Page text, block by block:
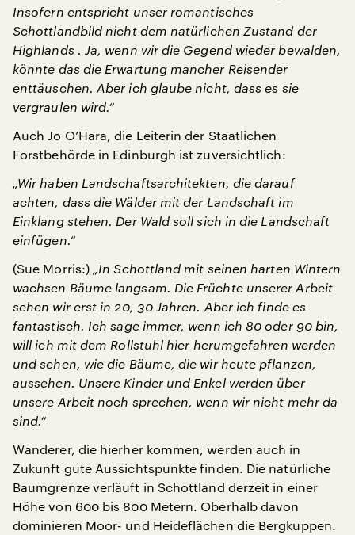
Insofern entspricht unser romantisches
Schottlandbild nicht dem natürlichen Zustand der
Highlands . Ja, wenn wir die Gegend wieder bewalden,
könnte das die Erwartung mancher Reisender
enttäuschen. Aber ich glaube nicht, dass es sie
vergraulen wird.“
Auch Jo O’Hara, die Leiterin der Staatlichen
Forstbehörde in Edinburgh ist zuversichtlich:
„Wir haben Landschaftsarchitekten, die darauf
achten, dass die Wälder mit der Landschaft im
Einklang stehen. Der Wald soll sich in die Landschaft
einfügen.“
(Sue Morris:) „In Schottland mit seinen harten Wintern
wachsen Bäume langsam. Die Früchte unserer Arbeit
sehen wir erst in 20, 30 Jahren. Aber ich finde es
fantastisch. Ich sage immer, wenn ich 80 oder 90 bin,
will ich mit dem Rollstuhl hier herumgefahren werden
und sehen, wie die Bäume, die wir heute pflanzen,
aussehen. Unsere Kinder und Enkel werden über
unsere Arbeit noch sprechen, wenn wir nicht mehr da
sind.“
Wanderer, die hierher kommen, werden auch in
Zukunft gute Aussichtspunkte finden. Die natürliche
Baumgrenze verläuft in Schottland derzeit in einer
Höhe von 600 bis 800 Metern. Oberhalb davon
dominieren Moor- und Heideflächen die Bergkuppen.